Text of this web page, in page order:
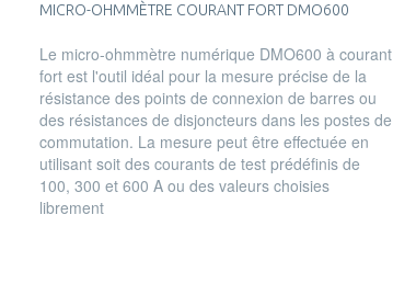
MICRO-OHMMÈTRE COURANT FORT DMO600
Le micro-ohmmètre numérique DMO600 à courant
fort est l'outil idéal pour la mesure précise de la
résistance des points de connexion de barres ou
des résistances de disjoncteurs dans les postes de
commutation. La mesure peut être effectuée en
utilisant soit des courants de test prédéfinis de
100, 300 et 600 A ou des valeurs choisies
librement